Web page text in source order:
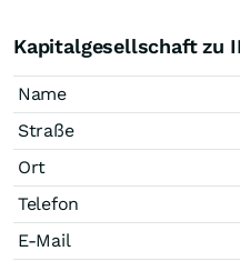
Kapitalgesellschaft zu
Name
Straße
Ort
Telefon
E-Mail